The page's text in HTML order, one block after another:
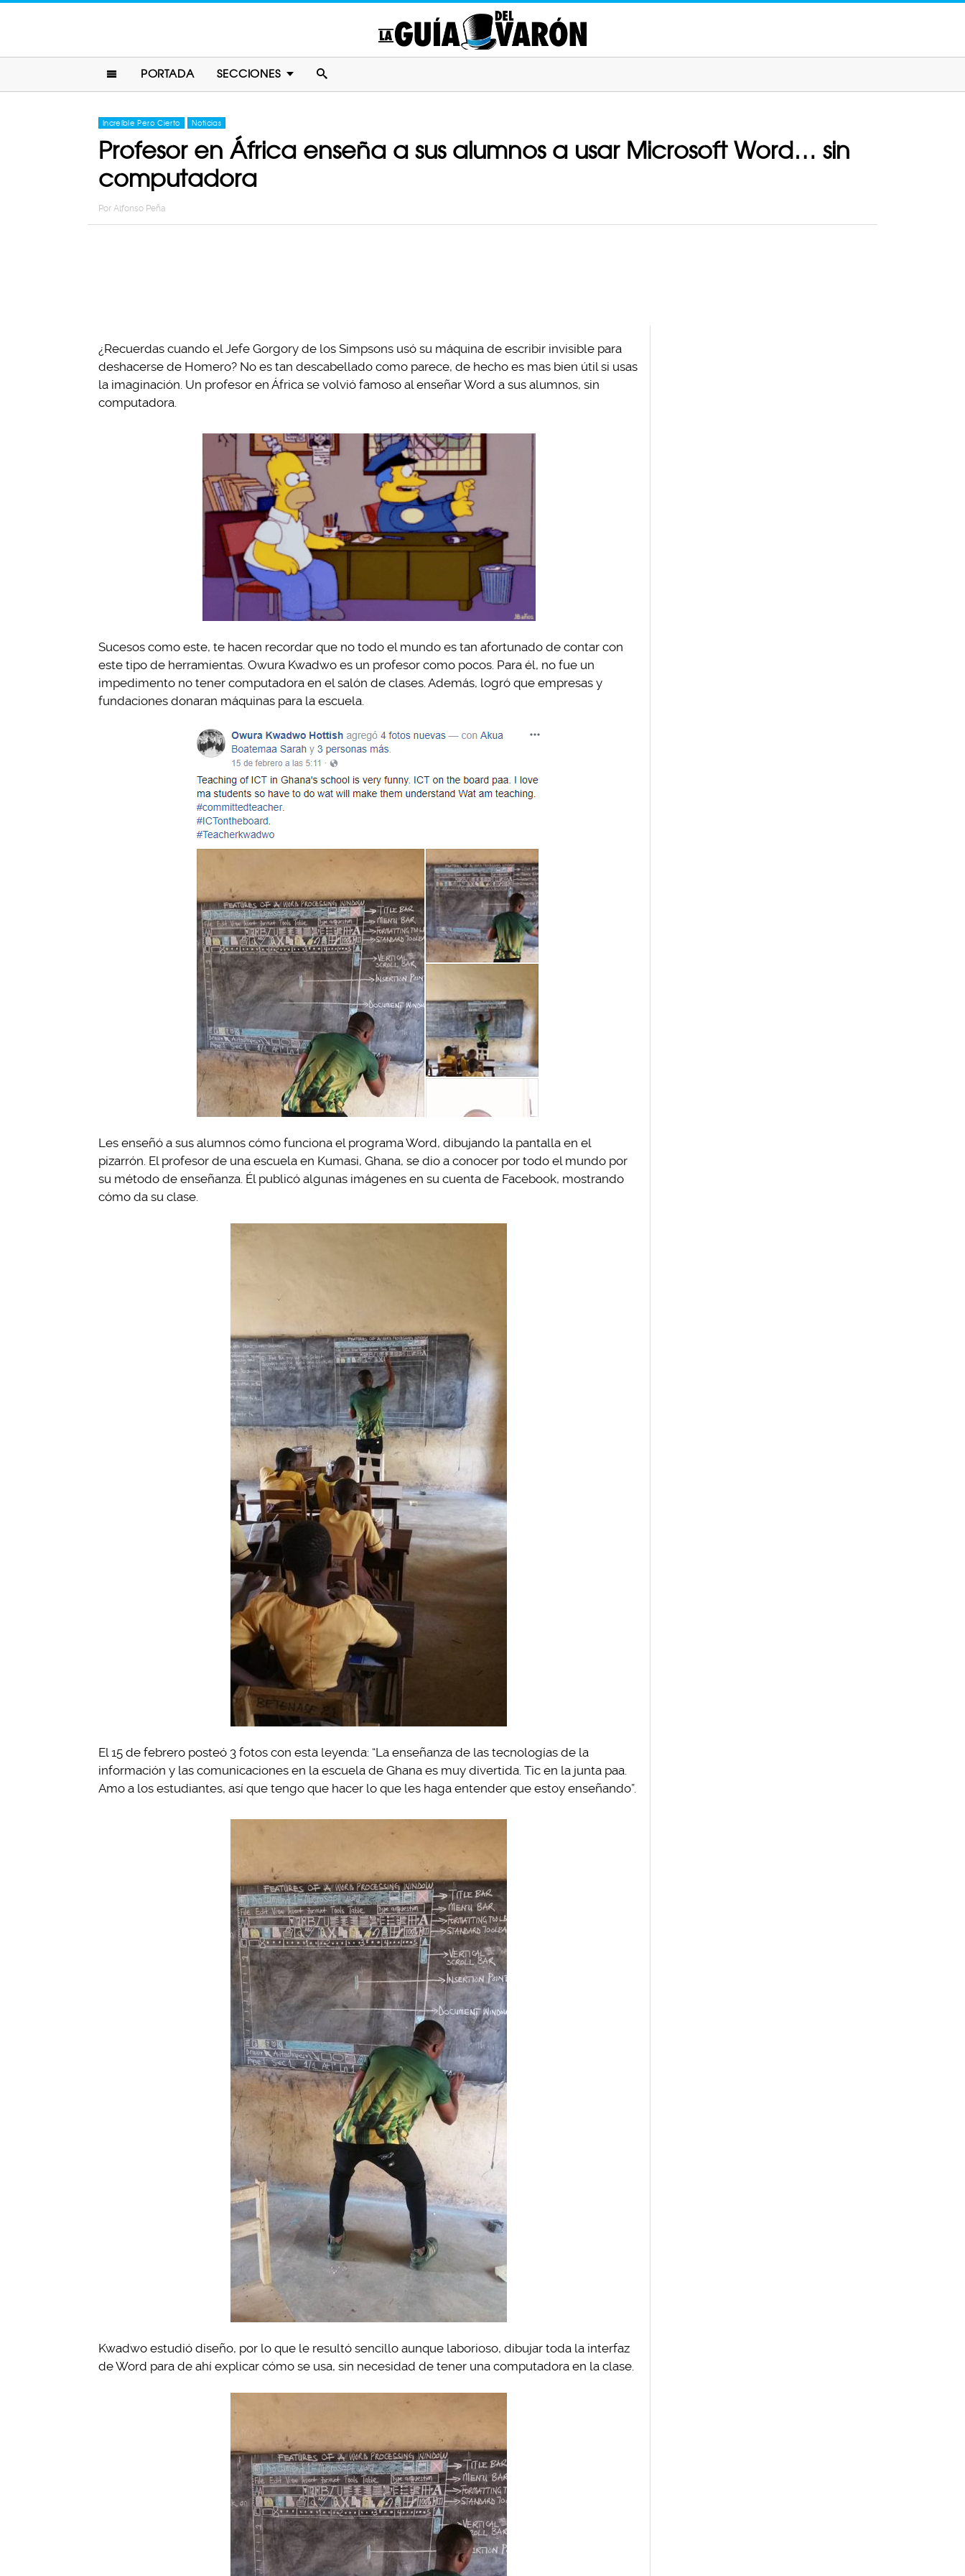
PORTADA SECCIONES
Increíble Pero Cierto Noticias
Profesor en África enseña a sus alumnos a usar Microsoft Word… sin
computadora
Por Alfonso Peña
¿Recuerdas cuando el Jefe Gorgory de los Simpsons usó su máquina de escribir invisible para
deshacerse de Homero? No es tan descabellado como parece, de hecho es mas bien útil si usas
la imaginación. Un profesor en África se volvió famoso al enseñar Word a sus alumnos, sin
computadora.
Sucesos como este, te hacen recordar que no todo el mundo es tan afortunado de contar con
este tipo de herramientas. Owura Kwadwo es un profesor como pocos. Para él, no fue un
impedimento no tener computadora en el salón de clases. Además, logró que empresas y
fundaciones donaran máquinas para la escuela.
Les enseñó a sus alumnos cómo funciona el programa Word, dibujando la pantalla en el
pizarrón. El profesor de una escuela en Kumasi, Ghana, se dio a conocer por todo el mundo por
su método de enseñanza. Él publicó algunas imágenes en su cuenta de Facebook, mostrando
cómo da su clase.
El 15 de febrero posteó 3 fotos con esta leyenda: “La enseñanza de las tecnologías de la
información y las comunicaciones en la escuela de Ghana es muy divertida. Tic en la junta paa.
Amo a los estudiantes, así que tengo que hacer lo que les haga entender que estoy enseñando”.
Kwadwo estudió diseño, por lo que le resultó sencillo aunque laborioso, dibujar toda la interfaz
de Word para de ahí explicar cómo se usa, sin necesidad de tener una computadora en la clase.